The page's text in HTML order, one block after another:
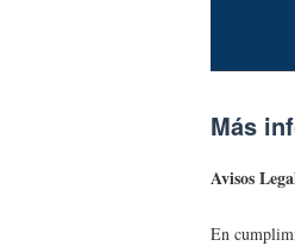
Más
Avisos
En